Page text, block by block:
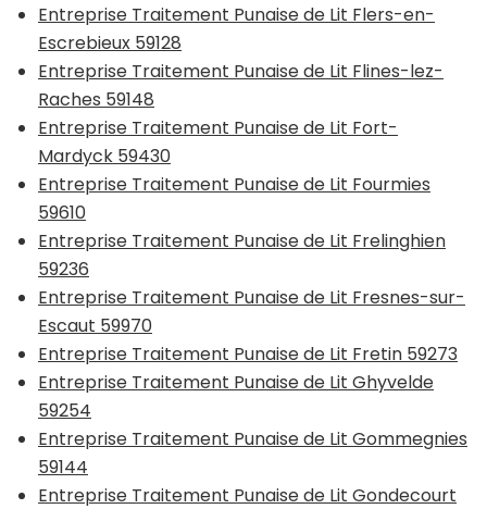
Entreprise Traitement Punaise de Lit Flers-en-
Escrebieux 59128
Entreprise Traitement Punaise de Lit Flines-lez-
Raches 59148
Entreprise Traitement Punaise de Lit Fort-
Mardyck 59430
Entreprise Traitement Punaise de Lit Fourmies
59610
Entreprise Traitement Punaise de Lit Frelinghien
59236
Entreprise Traitement Punaise de Lit Fresnes-sur-
Escaut 59970
Entreprise Traitement Punaise de Lit Fretin 59273
Entreprise Traitement Punaise de Lit Ghyvelde
59254
Entreprise Traitement Punaise de Lit Gommegnies
59144
Entreprise Traitement Punaise de Lit Gondecourt